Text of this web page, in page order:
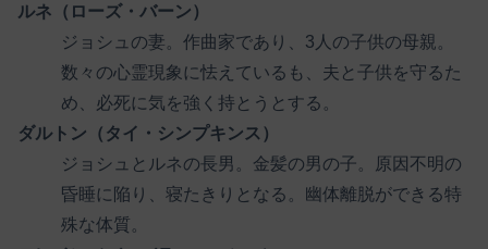
ルネ（ローズ・バーン）
ジョシュの妻。作曲家であり、3人の子供の母親。
数々の心霊現象に怯えているも、夫と子供を守るた
め、必死に気を強く持とうとする。
ダルトン（タイ・シンプキンス）
ジョシュとルネの長男。金髪の男の子。原因不明の
昏睡に陥り、寝たきりとなる。幽体離脱ができる特
殊な体質。